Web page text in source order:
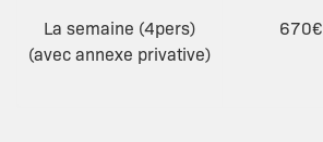
La semaine (4pers)
(avec annexe privative)
670€